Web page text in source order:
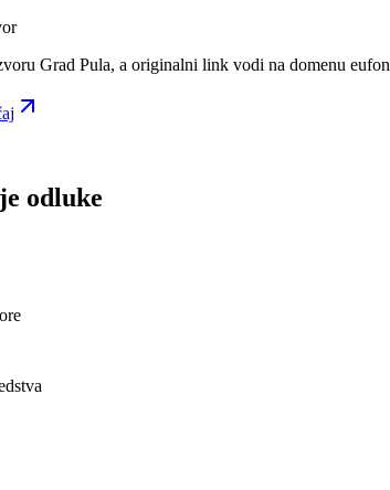
Grad Pula, a originalni link vodi na domenu
odluke